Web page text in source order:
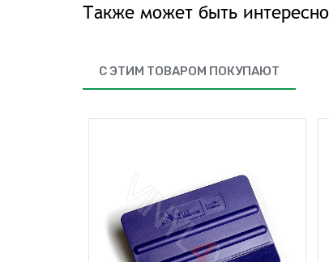
Также может быть интересно
С ЭТИМ ТОВАРОМ ПОКУПАЮТ